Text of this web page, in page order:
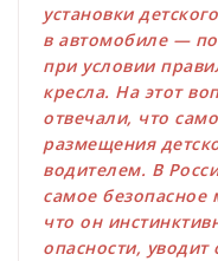
установки
в автомобиле —
при условии
кресла. На этот
отвечали, что
размещения
водителем. В
самое безопасное
что он
опасности, уводит